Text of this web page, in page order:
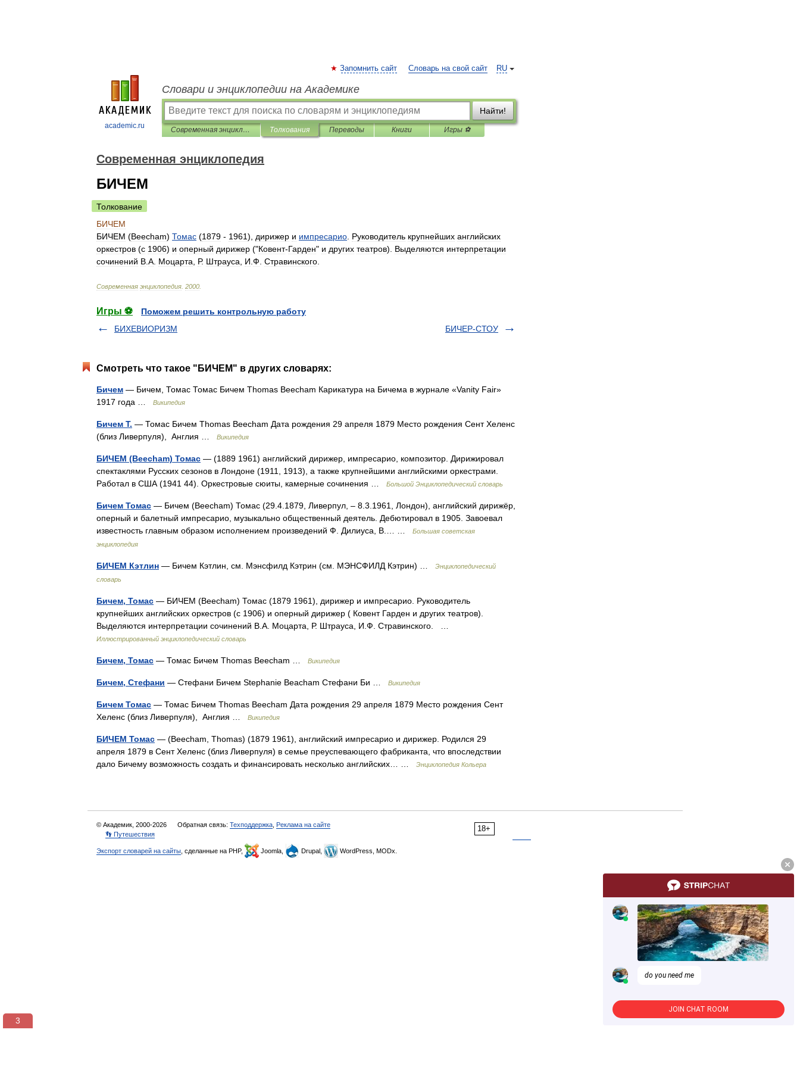
academic.ru
RU
Запомнить сайт Словарь на свой сайт
Словари и энциклопедии на Академике
Найти!
Современная энциклопедия Толкования Переводы Книги Игры ⚽
Современная энциклопедия
БИЧЕМ
Толкование
БИЧЕМ
БИЧЕМ (Beecham) Томас (1879 - 1961), дирижер и импресарио Руководитель крупнейших английских
оркестров (с 1906) и оперный дирижер ("Ковент-Гарден" и других театров). Выделяются интерпретации
сочинений В А Моцарта Р. Штрауса И Ф Стравинского
Современная энциклопедия 2000
Игры ⚽
Поможем решить контрольную работу
БИХЕВИОРИЗМ
БИЧЕР-СТОУ
Смотреть что такое "БИЧЕМ" в других словарях:
Бичем — Бичем, Томас Томас Бичем Thomas Beecham Карикатура на Бичема в журнале «Vanity Fair»
1917 года …
Википедия
Бичем Т. — Томас Бичем Thomas Beecham Дата рождения 29 апреля 1879 Место рождения Сент Хеленс
(близ Ливерпуля), Англия …
Википедия
БИЧЕМ (Beecham) Томас — (1889 1961) английский дирижер, импресарио, композитор. Дирижировал
спектаклями Русских сезонов в Лондоне (1911, 1913), а также крупнейшими английскими оркестрами.
Работал в США (1941 44). Оркестровые сюиты, камерные сочинения …
Большой Энциклопедический словарь
Бичем Томас — Бичем (Beecham) Томас (29.4.1879, Ливерпул, ‒ 8.3.1961, Лондон), английский дирижёр,
оперный и балетный импресарио, музыкально общественный деятель. Дебютировал в 1905. Завоевал
известность главным образом исполнением произведений Ф. Дилиуса, В.… …
Большая советская
энциклопедия
БИЧЕМ Кэтлин — Бичем Кэтлин, см. Мэнсфилд Кэтрин (см. МЭНСФИЛД Кэтрин) …
Энциклопедический
словарь
Бичем, Томас — БИЧЕМ (Beecham) Томас (1879 1961), дирижер и импресарио. Руководитель
крупнейших английских оркестров (с 1906) и оперный дирижер ( Ковент Гарден и других театров).
Выделяются интерпретации сочинений В.А. Моцарта, Р. Штрауса, И.Ф. Стравинского. …
Иллюстрированный энциклопедический словарь
Бичем, Томас — Томас Бичем Thomas Beecham … Википедия
Бичем, Стефани — Стефани Бичем Stephanie Beacham Стефани Би … Википедия
Бичем Томас — Томас Бичем Thomas Beecham Дата рождения 29 апреля 1879 Место рождения Сент
Хеленс (близ Ливерпуля), Англия …
Википедия
БИЧЕМ Томас — (Beecham, Thomas) (1879 1961), английский импресарио и дирижер. Родился 29
апреля 1879 в Сент Хеленс (близ Ливерпуля) в семье преуспевающего фабриканта, что впоследствии
дало Бичему возможность создать и финансировать несколько английских… …
Энциклопедия Кольера
18+
© Академик, 2000-2026 Обратная связь: Техподдержка Реклама на сайте
👣 Путешествия
Экспорт словарей на сайты , сделанные на PHP, Joomla, Drupal, WordPress, MODx.
3